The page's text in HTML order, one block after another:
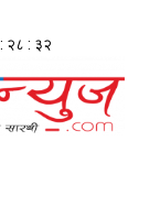
२८ : ३२